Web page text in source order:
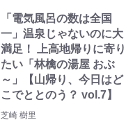
「電気風呂の数は全国
一」温泉じゃないのに大
満足！ 上高地帰りに寄り
たい「林檎の湯屋 おぶ
～」【山帰り、今日はど
こでととのう？ vol.7】
芝崎 樹里